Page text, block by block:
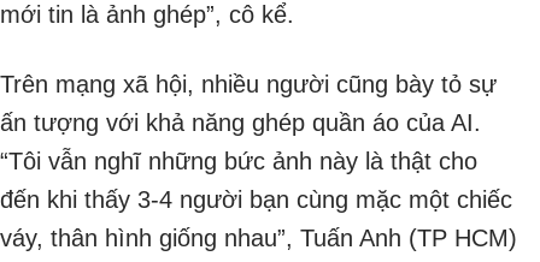
mới tin là ảnh ghép”, cô kể.
Trên mạng xã hội, nhiều người cũng bày tỏ sự
ấn tượng với khả năng ghép quần áo của AI.
“Tôi vẫn nghĩ những bức ảnh này là thật cho
đến khi thấy 3-4 người bạn cùng mặc một chiếc
váy, thân hình giống nhau”, Tuấn Anh (TP HCM)